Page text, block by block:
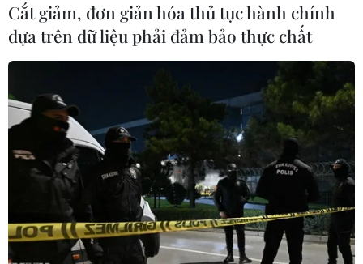
Twitter cho phép người dùng iOS viết
tweet bằng giọng nói
23/06/2020 01:38
Cắt giảm, đơn giản hóa thủ tục hành chính
dựa trên dữ liệu phải đảm bảo thực chất